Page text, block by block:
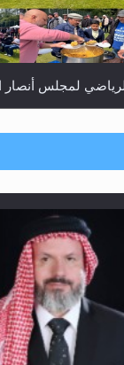
لمجلس أنصار
الكريم لثلاثة